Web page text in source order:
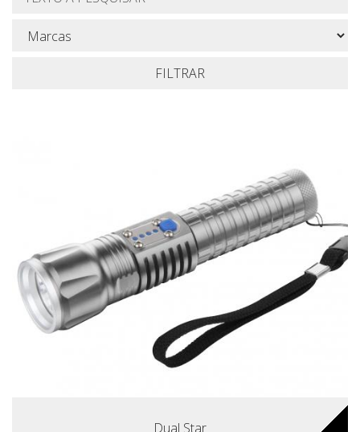
FILTRAR
Dual Star